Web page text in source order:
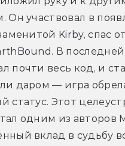
Он участвовал в
Kirby, спас
В
почти весь код, и
даром — игра
статус. Этот
одним из авторов
вклад в судьбу